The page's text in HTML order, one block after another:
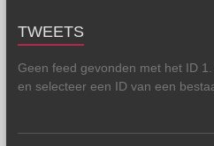
TWEETS
Geen feed gevonden met het ID
en selecteer een ID van een